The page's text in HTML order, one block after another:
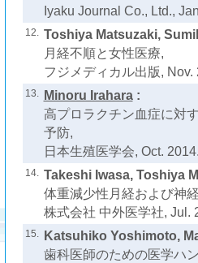
Iyaku Journal Co., Ltd.,
12. Toshiya Matsuzaki,
月経不順と女性医療,
フジメディカル出版, Nov.
13. Minoru Irahara:
高プロラクチン血症に対
予防,
日本生殖医学会, Oct. 2014.
14. Takeshi Iwasa, Toshiya
体重減少性月経および神
株式会社 中外医学社, Jul.
15. Katsuhiko Yoshimoto,
歯科医師のための医学ハ